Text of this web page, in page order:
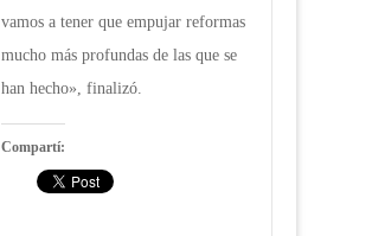
vamos a tener que empujar reformas
mucho más profundas de las que se
han hecho», finalizó.
Compartí: